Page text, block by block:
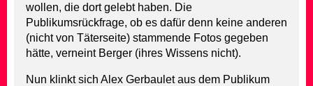
wollen, die dort gelebt haben. Die
Publikumsrückfrage, ob es dafür denn keine anderen
(nicht von Täterseite) stammende Fotos gegeben
hätte, verneint Berger (ihres Wissens nicht).
Nun klinkt sich Alex Gerbaulet aus dem Publikum